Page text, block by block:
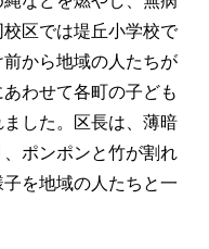
区では堤丘小学校で
から地域の人たちが
わせて各町の子ども
した。区長は、薄暗
ポンポンと竹が割れ
を地域の人たちと一